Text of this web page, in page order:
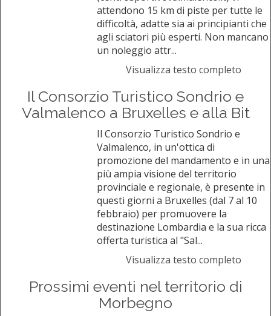
attendono 15 km di piste per tutte le
difficoltà, adatte sia ai principianti che
agli sciatori più esperti. Non mancano
un noleggio attr...
Visualizza testo completo
Il Consorzio Turistico Sondrio e
Valmalenco a Bruxelles e alla Bit
Il Consorzio Turistico Sondrio e
Valmalenco, in un'ottica di
promozione del mandamento e in una
più ampia visione del territorio
provinciale e regionale, è presente in
questi giorni a Bruxelles (dal 7 al 10
febbraio) per promuovere la
destinazione Lombardia e la sua ricca
offerta turistica al "Sal...
Visualizza testo completo
Prossimi eventi nel territorio di
Morbegno